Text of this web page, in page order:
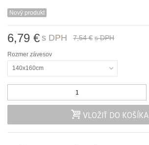
Nový produkt
6,79 € s DPH 7,54 € s DPH
Rozmer závesov
140x160cm
VLOŽIŤ DO KOŠÍKA